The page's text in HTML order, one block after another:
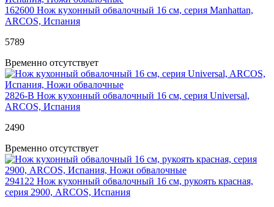
162600 Нож кухонный обвалочный 16 см, серия Manhattan,
ARCOS, Испания
5789
Временно отсутствует
2826-B Нож кухонный обвалочный 16 см, серия Universal,
ARCOS, Испания
2490
Временно отсутствует
294122 Нож кухонный обвалочный 16 см, рукоять красная,
серия 2900, ARCOS, Испания